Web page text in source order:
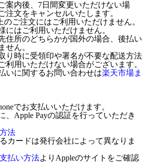
案内後、7日間変更いただけない場
注文をキャンセルいたします。
ご注文にはご利用いただけません。
はご利用いただけません。
住所のどちらかが国外の場合、後払い
せん。
り時に受領印や署名が不要な配送方法
利用いただけない場合がございます。
いに関するお問い合わせは楽天市場ま
でお支払いいただけます。
、Apple Payの認証を行っていただき
法
カードは発行会社によって異なりま
払い方法よりAppleのサイトをご確認